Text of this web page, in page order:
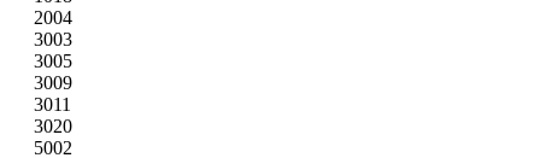
2004
3003
3005
3009
3011
3020
5002